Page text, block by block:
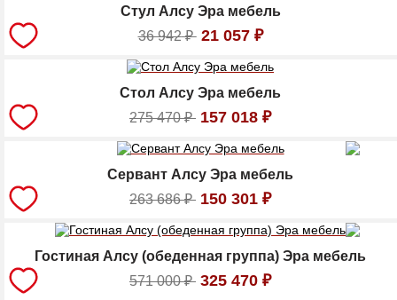
Стул Алсу Эра мебель
36 942₽ 21 057 ₽
Стол Алсу Эра мебель
275 470₽ 157 018 ₽
Сервант Алсу Эра мебель
263 686₽ 150 301 ₽
Гостиная Алсу (обеденная группа) Эра мебель
571 000₽ 325 470 ₽